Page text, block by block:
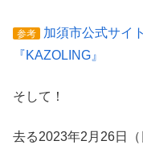
参考
加須市公式サイ
『KAZOLING』
そして！
去る2023年2月26日（